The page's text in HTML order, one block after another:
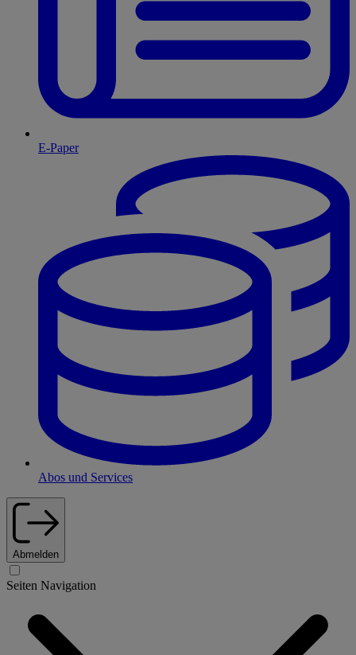
E-Paper
Abos und Services
Abmelden
Seiten Navigation